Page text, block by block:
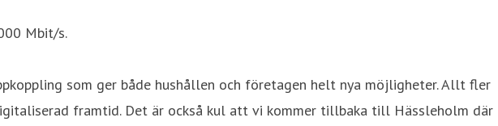
Mbit/s.
som ger både hushållen och företagen helt nya möjligheter. Allt fler
framtid. Det är också kul att vi kommer tillbaka till Hässleholm där